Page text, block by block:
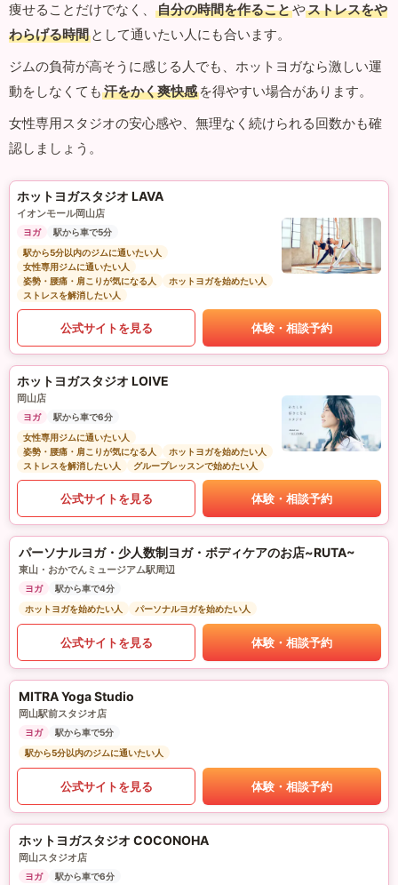
痩せることだけでなく、
自分の時間を作ることやストレスをや
わらげる時間 として通いたい人にも合います。
ジムの負荷が高そうに感じる人でも、ホットヨガなら激しい運
動をしなくても 汗をかく爽快感 を得やすい場合があります。
女性専用スタジオの安心感や、無理なく続けられる回数かも確
認しましょう。
ホットヨガスタジオ LAVA
イオンモール岡山店
ヨガ
駅から車で5分
駅から5分以内のジムに通いたい人
女性専用ジムに通いたい人
姿勢・腰痛・肩こりが気になる人
ホットヨガを始めたい人
ストレスを解消したい人
公式サイトを見る 体験・相談予約
ホットヨガスタジオ LOIVE
岡山店
ヨガ
駅から車で6分
女性専用ジムに通いたい人
姿勢・腰痛・肩こりが気になる人
ホットヨガを始めたい人
ストレスを解消したい人
グループレッスンで始めたい人
公式サイトを見る 体験・相談予約
パーソナルヨガ・少人数制ヨガ・ボディケアのお店~RUTA~
東山・おかでんミュージアム駅周辺
ヨガ
駅から車で4分
ホットヨガを始めたい人
パーソナルヨガを始めたい人
公式サイトを見る 体験・相談予約
MITRA Yoga Studio
岡山駅前スタジオ店
ヨガ
駅から車で5分
駅から5分以内のジムに通いたい人
公式サイトを見る 体験・相談予約
ホットヨガスタジオ COCONOHA
岡山スタジオ店
ヨガ 駅から車で6分